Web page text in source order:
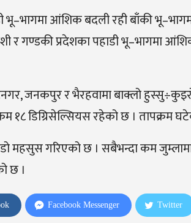
आंशिक बदली रही बाँकी
र गण्डकी प्रदेशका पहाडी भू–भागमा
जनकपुर र भैरहवामा बाक्लो
१८ डिग्रिसेल्सियस रहेको छ । तापक्रम
महसुस गरिएको छ । सबैभन्दा कम
छ ।
Facebook Messenger Twitter